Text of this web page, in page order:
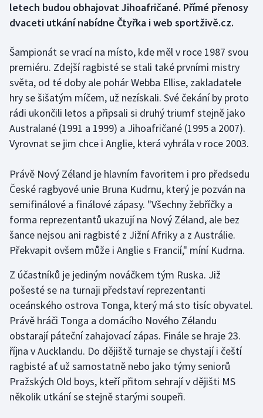
Dostihy
Futsal
Golf
Gymnastika
Házená
Jezdectví
Judo
Krasobruslení
Lyže a snowboard
Moderní pětiboj
Motorsport
Olympijské hry
Parasport
letech budou obhajovat Jihoafričané. Přímé přenosy
dvaceti utkání nabídne Čtyřka i web sportživě.cz.
Šampionát se vrací na místo, kde měl v roce 1987 svou
premiéru. Zdejší ragbisté se stali také prvními mistry
světa, od té doby ale pohár Webba Ellise, zakladatele
hry se šišatým míčem, už nezískali. Své čekání by proto
rádi ukončili letos a připsali si druhý triumf stejně jako
Australané (1991 a 1999) a Jihoafričané (1995 a 2007).
Vyrovnat se jim chce i Anglie, která vyhrála v roce 2003.
Právě Nový Zéland je hlavním favoritem i pro předsedu
České ragbyové unie Bruna Kudrnu, který je pozván na
semifinálové a finálové zápasy. "Všechny žebříčky a
forma reprezentantů ukazují na Nový Zéland, ale bez
šance nejsou ani ragbisté z Jižní Afriky a z Austrálie.
Překvapit ovšem může i Anglie s Francií," míní Kudrna.
Z účastníků je jediným nováčkem tým Ruska. Již
pošesté se na turnaji představí reprezentanti
oceánského ostrova Tonga, který má sto tisíc obyvatel.
Právě hráči Tonga a domácího Nového Zélandu
obstarají páteční zahajovací zápas. Finále se hraje 23.
října v Aucklandu. Do dějiště turnaje se chystají i čeští
ragbisté ať už samostatně nebo jako týmy seniorů
Pražských Old boys, kteří přitom sehrají v dějišti MS
několik utkání se stejně starými soupeři.